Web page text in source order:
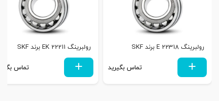
رولبرینگ 22318 E برند SKF
تماس بگیرید
رولبرینگ 22211 EK برند SKF
تماس